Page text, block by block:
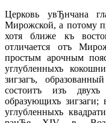
Церковь увЂнчана
Мирожской, а потому
хотя ближе къ
отличается отъ
простым арочным
углубленныхъ
зигзагъ,
состоитъ изъ двухъ
образующихъ
углубленныхъ